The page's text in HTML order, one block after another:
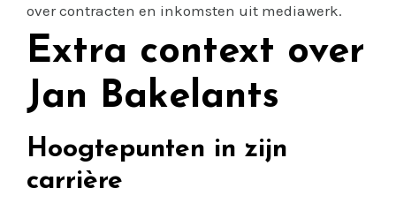
over contracten en inkomsten uit mediawerk.
Extra context over
Jan Bakelants
Hoogtepunten in zijn
carrière